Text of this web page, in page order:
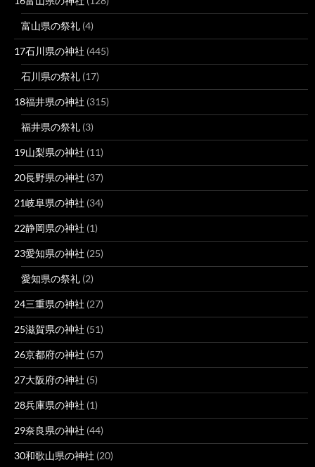
富山県の祭礼 (4)
17石川県の神社 (445)
石川県の祭礼 (17)
18福井県の神社 (315)
福井県の祭礼 (3)
19山梨県の神社 (11)
20長野県の神社 (37)
21岐阜県の神社 (34)
22静岡県の神社 (1)
23愛知県の神社 (25)
愛知県の祭礼 (2)
24三重県の神社 (27)
25滋賀県の神社 (51)
26京都府の神社 (57)
27大阪府の神社 (5)
28兵庫県の神社 (1)
29奈良県の神社 (44)
30和歌山県の神社 (20)